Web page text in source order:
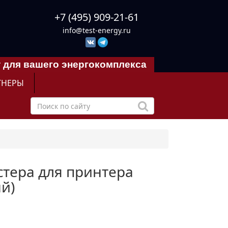
+7 (495) 909-21-61
info@test-energy.ru
вашего энергокомплекса
для принтера